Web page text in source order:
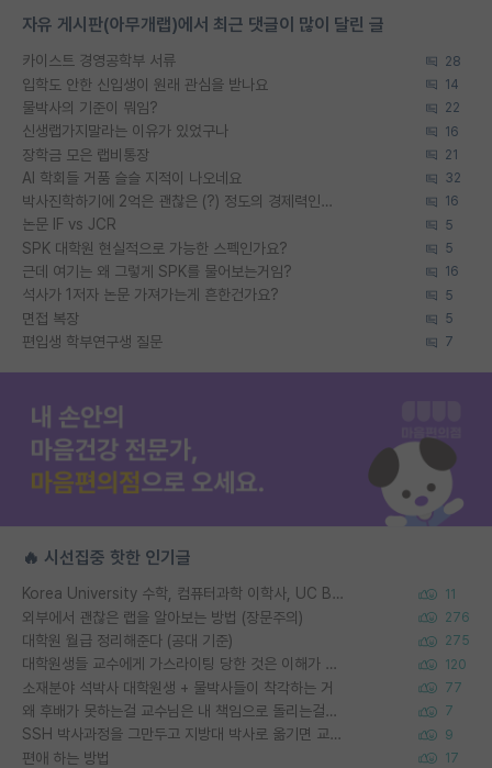
자유 게시판(아무개랩)에서 최근 댓글이 많이 달린 글
카이스트 경영공학부 서류 28
입학도 안한 신입생이 원래 관심을 받나요 14
물박사의 기준이 뭐임? 22
신생랩가지말라는 이유가 있었구나 16
장학금 모은 랩비통장 21
AI 학회들 거품 슬슬 지적이 나오네요 32
박사진학하기에 2억은 괜찮은 (?) 정도의 경제력인가요 16
논문 IF vs JCR 5
SPK 대학원 현실적으로 가능한 스펙인가요? 5
근데 여기는 왜 그렇게 SPK를 물어보는거임? 16
석사가 1저자 논문 가져가는게 흔한건가요? 5
면접 복장 5
편입생 학부연구생 질문 7
🔥 시선집중 핫한 인기글
Korea University 수학, 컴퓨터과학 이학사, UC Berkeley 산업공학 대학원 공학박사가 되는 것은 쉽지 않겠죠? 11
외부에서 괜찮은 랩을 알아보는 방법 (장문주의) 276
대학원 월급 정리해준다 (공대 기준) 275
대학원생들 교수에게 가스라이팅 당한 것은 이해가 갑니다. 안타깝네요. 120
소재분야 석박사 대학원생 + 물박사들이 착각하는 거 77
왜 후배가 못하는걸 교수님은 내 책임으로 돌리는걸까요? 7
SSH 박사과정을 그만두고 지방대 박사로 옮기면 교수의 꿈은 끝일까요? 9
편애 하는 방법 17